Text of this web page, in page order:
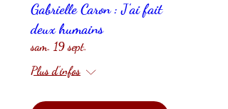
Gabrielle Caron : J'ai fait
deux humains
sam. 19 sept.
Plus d'infos